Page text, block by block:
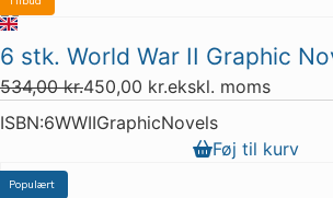
4 stk. tilbage
6 stk. World War II Graphic
534,00kr.450,00 kr.ekskl. moms
ISBN:6WWIIGraphicNovels
Føj til kurv
Populært